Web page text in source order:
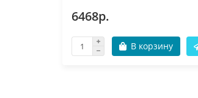
6468р.
В корзину